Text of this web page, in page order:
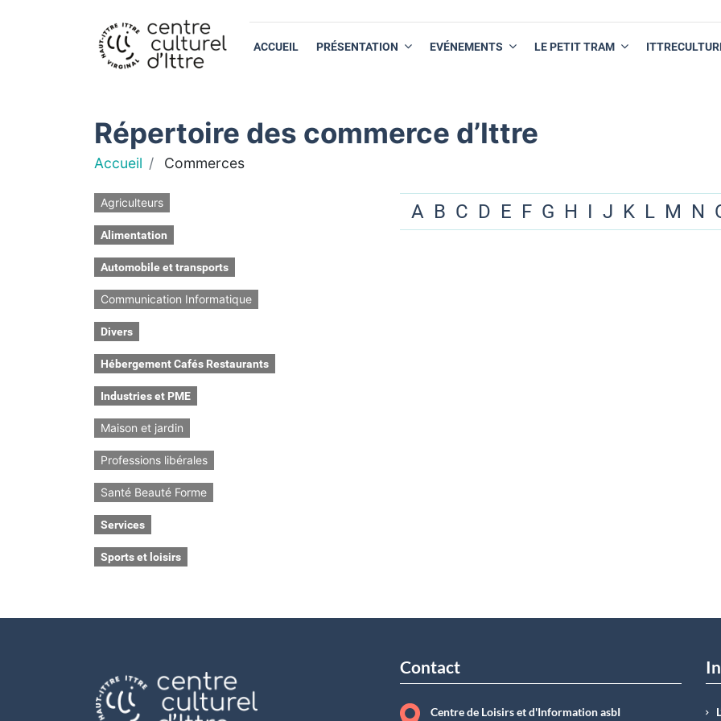
ACCUEIL PRÉSENTATION EVÉNEMENTS LE PETIT TRAM
Répertoire des commerce d’Ittre
Accueil Commerces
Agriculteurs
Alimentation
Automobile et transports
Communication Informatique
Divers
Hébergement Cafés Restaurants
Industries et PME
Maison et jardin
Professions libérales
Santé Beauté Forme
Services
Sports et loisirs
A B C D E F G H I J K L M N
Contact
Centre de Loisirs et d'Information asbI